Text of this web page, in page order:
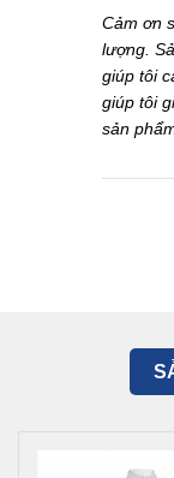
Cảm ơn
lượng.
giúp tôi
giúp tôi
sản